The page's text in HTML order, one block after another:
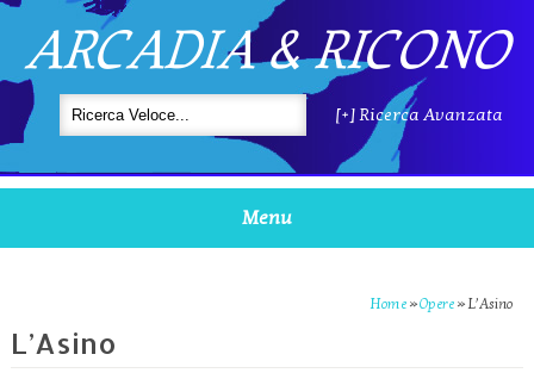
ARCADIA & RICONO
[+] Ricerca Avanzata
Menu
Home »Opere » L’Asino
L’Asino